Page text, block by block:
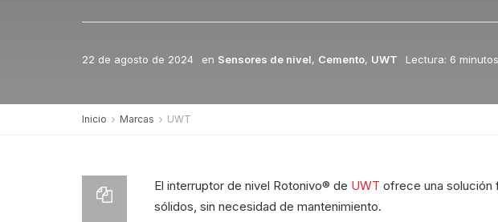
22 de agosto de 2024 en Sensores de nivel, Cemento, UWT Lectura: 6 minutos
Inicio Marcas UWT
El interruptor de nivel Rotonivo® de UWT ofrece una solución
sólidos, sin necesidad de mantenimiento.